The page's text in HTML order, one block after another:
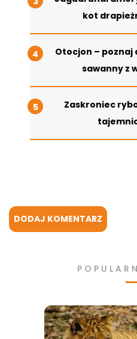
kot
Otocjon – poznaj
sawanny z
Zaskroniec
DODAJ KOMENTARZ